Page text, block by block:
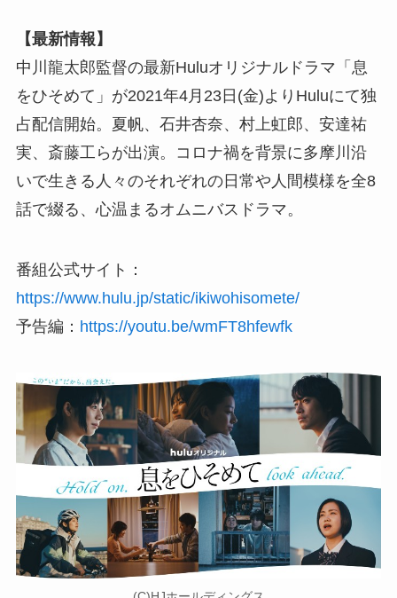
【最新情報】
中川龍太郎監督の最新Huluオリジナルドラマ「息
をひそめて」が2021年4月23日(金)よりHuluにて独
占配信開始。夏帆、石井杏奈、村上虹郎、安達祐
実、斎藤工らが出演。コロナ禍を背景に多摩川沿
いで生きる人々のそれぞれの日常や人間模様を全8
話で綴る、心温まるオムニバスドラマ。
番組公式サイト：
https://www.hulu.jp/static/ikiwohisomete/
予告編： https://youtu.be/wmFT8hfewfk